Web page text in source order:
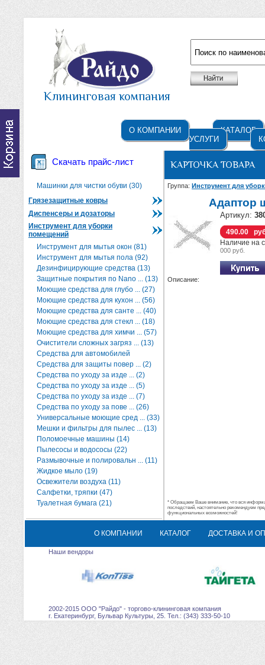
Клининговая компания
О КОМПАНИИ
КАТАЛОГ
УСЛУГИ
Скачать прайс-лист
Машинки для чистки обуви (30)
Грязезащитные ковры
Диспенсеры и дозаторы
Инструмент для уборки
помещений
Инструмент для мытья окон (81)
Инструмент для мытья пола (92)
Дезинфицирующие средства (13)
Защитные покрытия по Nano ... (13)
Моющие средства для глубо ... (27)
Моющие средства для кухон ... (56)
Моющие средства для санте ... (40)
Моющие средства для стекл ... (18)
Моющие средства для химчи ... (57)
Очистители сложных загряз ... (13)
Средства для автомобилей
Средства для защиты повер ... (2)
Средства по уходу за изде ... (2)
Средства по уходу за изде ... (5)
Средства по уходу за изде ... (7)
Средства по уходу за пове ... (26)
Универсальные моющие сред ... (33)
Мешки и фильтры для пылес ... (13)
Поломоечные машины (14)
Пылесосы и водососы (22)
Размывочные и полировальн ... (11)
Жидкое мыло (19)
Освежители воздуха (11)
Салфетки, тряпки (47)
Туалетная бумага (21)
КАРТОЧКА ТОВАРА
Группа: Инструмент для
Адаптор
Артикул:
490.00
Наличие на
000 руб.
Описание:
* Обращаем Ваше внимание, что вся
последствий, настоятельно рекомендуем
функциональных возможностей!
О КОМПАНИИ КАТАЛОГ ДОСТАВКА И
Наши вендоры
2002-2015 ООО "Райдо" - торгово-клининговая компания
г. Екатеринбург, Бульвар Культуры, 25. Тел.: (343) 333-50-10